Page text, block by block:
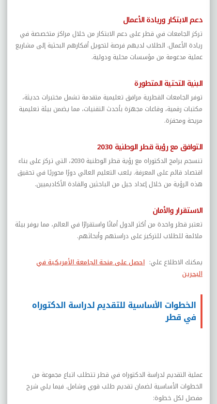
دعم الابتكار وريادة الأعمال
تركز الجامعات في قطر على دعم الابتكار من خلال مراكز متخصصة في
ريادة الأعمال. الطلاب لديهم فرصة لتحويل أفكارهم البحثية إلى مشاريع
عملية مدعومة من مؤسسات محلية ودولية.
البنية التحتية المتطورة
توفر الجامعات القطرية مرافق تعليمية متقدمة تشمل مختبرات حديثة،
مكتبات رقمية، وقاعات مجهزة بأحدث التقنيات، مما يضمن بيئة تعليمية
مريحة ومحفزة.
التوافق مع رؤية قطر الوطنية 2030
تنسجم برامج الدكتوراه مع رؤية قطر الوطنية 2030، التي تركز على بناء
اقتصاد قائم على المعرفة. يلعب التعليم العالي دورًا محوريًا في تحقيق
هذه الرؤية من خلال إعداد جيل من الباحثين والقادة الأكاديميين.
الاستقرار والأمان
تعتبر قطر واحدة من أكثر الدول أمانًا واستقرارًا في العالم، مما يوفر بيئة
ملائمة للطلاب للتركيز على دراستهم وأبحاثهم.
يمكنك الاطلاع علي: احصل على منحة الجامعة الأمريكية في
البحرين
الخطوات الأساسية للتقديم لدراسة الدكتوراه
في قطر
عملية التقديم لدراسة الدكتوراه في قطر تتطلب اتباع مجموعة من
الخطوات الأساسية لضمان تقديم طلب قوي وشامل. فيما يلي شرح
مفصل لكل خطوة: